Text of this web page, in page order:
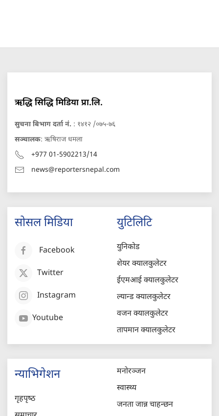
ऋद्धि सिद्धि मिडिया प्रा.लि.
सुचना बिभाग दर्ता नं. : १४१२ /०७५-७६
सञ्चालक: ऋषिराज धमला
+977 01-5902213/14
news@reportersnepal.com
सोसल मिडिया
Facebook
Twitter
Instagram
Youtube
युटिलिटि
युनिकोड
शेयर क्यालकुलेटर
ईएमआई क्यालकुलेटर
ल्यान्ड क्यालकुलेटर
वजन क्यालकुलेटर
तापमान क्यालकुलेटर
न्याभिगेशन
गृहपृष्‍ठ
मनोरञ्जन
स्वास्थ्य
जनता जान्न चाहन्छन